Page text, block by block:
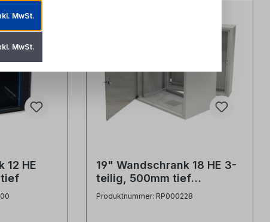
12 HE
tief
19" Wandschrank 18 HE 3-
teilig, 500mm tief
Restposten
Produktnummer: RP000228
MwSt.
MwSt.